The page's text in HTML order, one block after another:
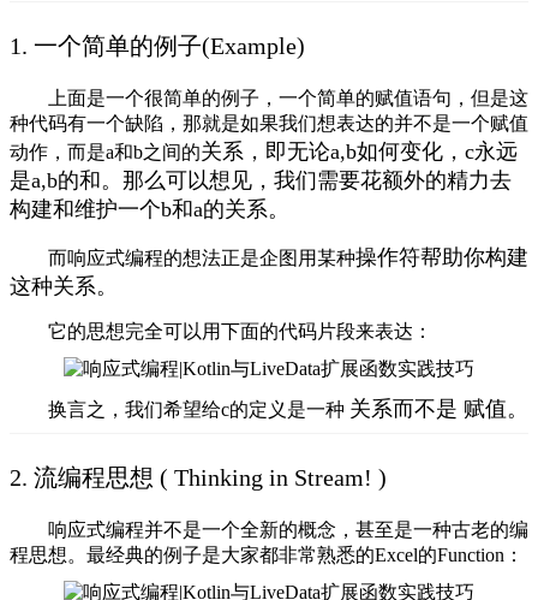
1. 一个简单的例子(Example)
上面是一个很简单的例子，一个简单的赋值语句，但是这
种代码有一个缺陷，那就是如果我们想表达的并不是一个赋值
动作，而是a和b之间的关系 ，即无论a,b如何变化，c永远
是a,b的和。那么可以想见，我们需要花额外的精力去
构建和维护一个b和a的关系。
而响应式编程的想法正是企图用某种操作符帮助你构建
这种关系。
它的思想完全可以用下面的代码片段来表达：
换言之，我们希望给c的定义是一种 关系而不是 赋值。
2. 流编程思想 ( Thinking in Stream! )
响应式编程并不是一个全新的概念，甚至是一种古老的编
程思想。最经典的例子是大家都非常熟悉的Excel的Function：